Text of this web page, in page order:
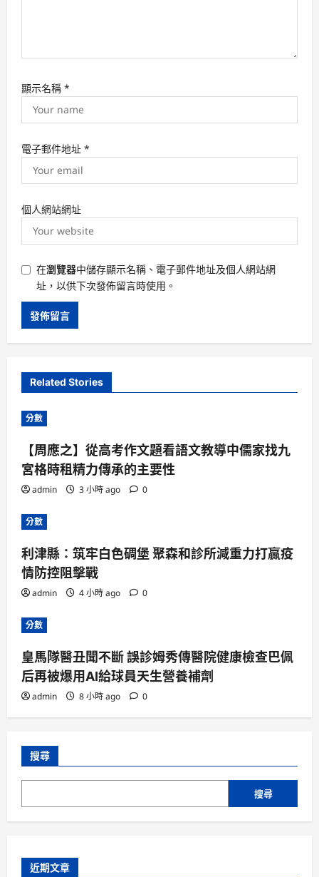
顯示名稱 *
電子郵件地址 *
個人網站網址
在瀏覽器中儲存顯示名稱、電子郵件地址及個人網站網
址，以供下次發佈留言時使用。
Related Stories
分數
【周應之】從高考作文題看語文教導中儒家找九
宮格時租精力傳承的主要性
admin 3 小時 ago 0
分數
利津縣：筑牢白色碉堡 聚森和診所減重力打贏疫
情防控阻擊戰
admin 4 小時 ago 0
分數
皇馬隊醫丑聞不斷 誤診姆秀傳醫院健康檢查巴佩
后再被爆用AI給球員天生營養補劑
admin 8 小時 ago 0
搜尋
搜尋
近期文章